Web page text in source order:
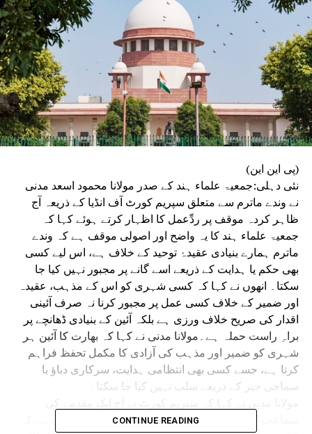
(پی این این)
نئی دہلی:جمعیۃ علماء ہند کے صدر مولانا محمود اسعد مدنی
نے وندے ماترم سے متعلق سپریم کورٹ آف انڈیا کے ذریعہ آج
ظاہر کردہ موقف پر ردِّعمل کا اظہار کرتے ہوئے کہا کہ
جمعیۃ علماء ہند کا یہ واضح اور اصولی موقف ہے کہ وندے
ماترم ہمارے بنیادی عقیدۂ توحید کے خلاف ہے، اس لیے کسی
بھی حکم یا ہدایت کے ذریعے اسے گانے پر مجبور نہیں کیا جا
سکتا۔ انھوں نے کہا کہ کسی شہری کو اس کے مذہب، عقیدہ
اور ضمیر کے خلاف کسی عمل پر مجبور کرنا نہ صرف آئینی
اقدار کی صریح خلاف ورزی ہے بلکہ آئین کے بنیادی ڈھانچے پر
براہِ راست حملہ ہے۔مولانا مدنی نے کہا کہ بھارت کا آئین ہر
شہری کو ضمیر اور مذہب کی آزادی کا مکمل تحفظ فراہم
کرتا ہے، جسے کسی بھی انتظامی ہدایت، سرکاری دباؤ یا
سماجی جبر کے ذریعے سلب نہیں کیا جا سکتا۔
سماعت کرتے ہوئے یہ حقیقت دوٹوک انداز میں بیان کی ہے کہ
CONTINUE READING